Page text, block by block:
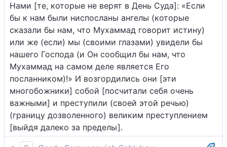
Нами [те, которые не верят в День Суда]: «Если
бы к нам были ниспосланы ангелы (которые
сказали бы нам, что Мухаммад говорит истину)
или же (если) мы (своими глазами) увидели бы
нашего Господа (и Он сообщил бы нам, что
Мухаммад на самом деле является Его
посланником)!» И возгордились они [эти
многобожники] собой [посчитали себя очень
важными] и преступили (своей этой речью)
(границу дозволенного) великим преступлением
[выйдя далеко за пределы].